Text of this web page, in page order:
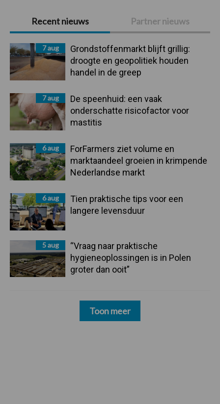
Primaire
Sidebar
Recent nieuws Partner nieuws
7 aug
Grondstoffenmarkt blijft grillig:
droogte en geopolitiek houden
handel in de greep
7 aug
De speenhuid: een vaak
onderschatte risicofactor voor
mastitis
6 aug
ForFarmers ziet volume en
marktaandeel groeien in krimpende
Nederlandse markt
6 aug
Tien praktische tips voor een
langere levensduur
5 aug
“Vraag naar praktische
hygieneoplossingen is in Polen
groter dan ooit”
Toon meer